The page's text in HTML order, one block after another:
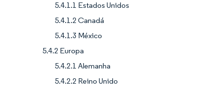
5.4.1.1 Estados Unidos
5.4.1.2 Canadá
5.4.1.3 México
5.4.2 Europa
5.4.2.1 Alemanha
5.4.2.2 Reino Unido